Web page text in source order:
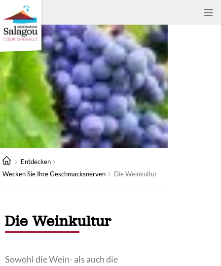
Entdecken
Wecken Sie Ihre Geschmacksnerven
Die Weinkultur
Die Weinkultur
Sowohl die Wein- als auch die